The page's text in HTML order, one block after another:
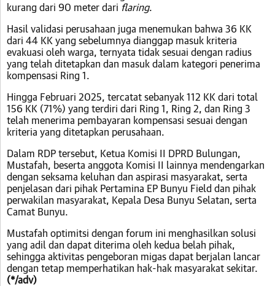
kurang dari 90 meter dari flaring.
Hasil validasi perusahaan juga menemukan bahwa 36 KK
dari 44 KK yang sebelumnya dianggap masuk kriteria
evakuasi oleh warga, ternyata tidak sesuai dengan radius
yang telah ditetapkan dan masuk dalam kategori penerima
kompensasi Ring 1.
Hingga Februari 2025, tercatat sebanyak 112 KK dari total
156 KK (71%) yang terdiri dari Ring 1, Ring 2, dan Ring 3
telah menerima pembayaran kompensasi sesuai dengan
kriteria yang ditetapkan perusahaan.
Dalam RDP tersebut, Ketua Komisi II DPRD Bulungan,
Mustafah, beserta anggota Komisi II lainnya mendengarkan
dengan seksama keluhan dan aspirasi masyarakat, serta
penjelasan dari pihak Pertamina EP Bunyu Field dan pihak
perwakilan masyarakat, Kepala Desa Bunyu Selatan, serta
Camat Bunyu.
Mustafah optimitsi dengan forum ini menghasilkan solusi
yang adil dan dapat diterima oleh kedua belah pihak,
sehingga aktivitas pengeboran migas dapat berjalan lancar
dengan tetap memperhatikan hak-hak masyarakat sekitar.
(*/adv)